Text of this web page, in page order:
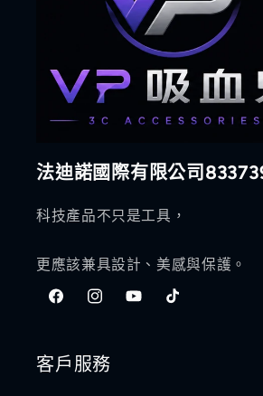
法迪諾國際有限公司
科技產品不只是工具，
更應該兼具設計、美感與保護。
FacebookInstagramYouTubeTikTok
客戶服務